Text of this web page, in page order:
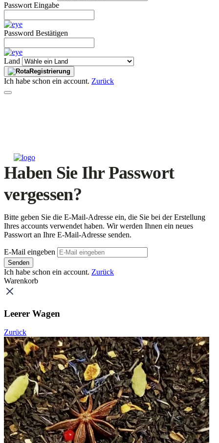
Passwort Eingabe
Password Bestätigen
Land
Registrierung
Ich habe schon ein account. Zurück
Haben Sie Ihr Passwort
vergessen?
Bitte geben Sie die E-Mail-Adresse ein, die Sie bei der Erstellung
Ihres accounts verwendet haben. Wir werden Ihnen ein neues
Passwort an Ihre E-Mail-Adresse senden.
E-Mail eingeben
Senden
Ich habe schon ein account. Zurück
Warenkorb
Leerer Wagen
Zurück